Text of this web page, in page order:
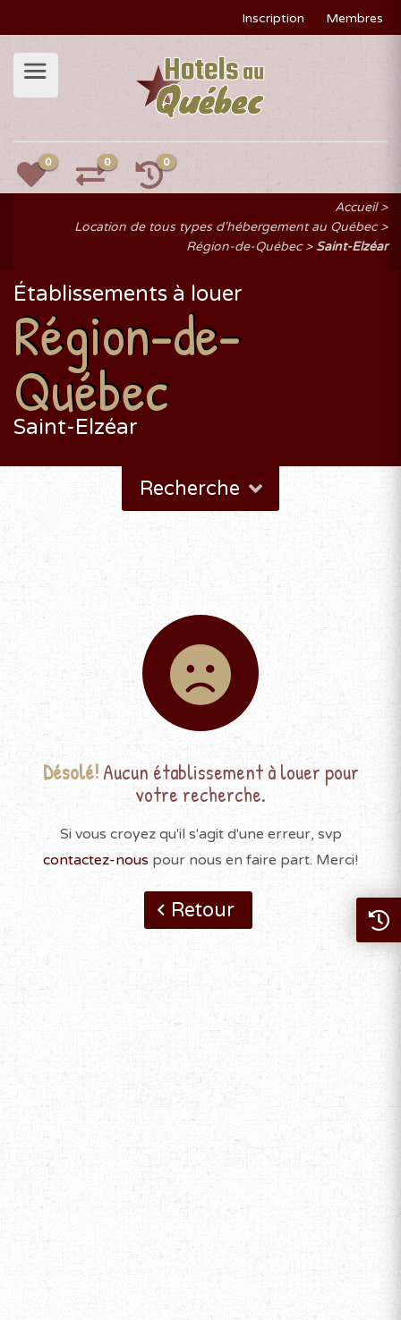
Inscription Membres
0 0 0
Accueil
Location de tous types d'hébergement au Québec
Région-de-Québec
Saint-Elzéar
Établissements à louer
Région-de-
Québec
Saint-Elzéar
Recherche
Désolé!Aucun établissement à louer pour
votre recherche.
Si vous croyez qu'il s'agit d'une erreur, svp
contactez-nous pour nous en faire part. Merci!
Retour